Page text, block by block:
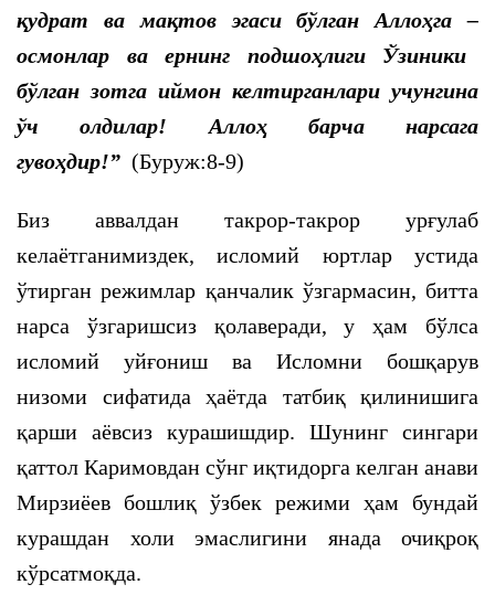
қудрат ва мақтов эгаси бўлган Аллоҳга–
осмонлар ва ернинг подшоҳлиги Ўзиники
бўлган зотга иймон келтирганлари учунгина
ўч олдилар! Аллоҳ барча нарсага
гувоҳдир!” (Буруж:8-9)
Биз аввалдан такрор-такрор урғулаб
келаётганимиздек, исломий юртлар устида
ўтирган режимлар қанчалик ўзгармасин, битта
нарса ўзгаришсиз қолаверади, у ҳам бўлса
исломий уйғониш ва Исломни бошқарув
низоми сифатида ҳаётда татбиқ қилинишига
қарши аёвсиз курашишдир. Шунинг сингари
қаттол Каримовдан сўнг иқтидорга келган анави
Мирзиёев бошлиқ ўзбек режими ҳам бундай
курашдан холи эмаслигини янада очиқроқ
кўрсатмоқда.